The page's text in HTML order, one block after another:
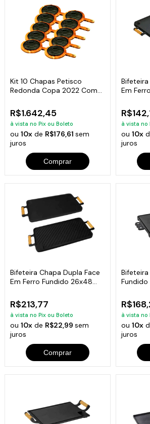
Kit 10 Chapas Petisco
Redonda Copa 2022 Com
R$1.642,45
à vista no Pix ou Boleto
ou10x de R$176,61sem
juros
Comprar
Bifeteira
Em
à vista no
ou 10x
juros
Bifeteira Chapa Dupla Face
Em Ferro Fundido 26x48
R$213,77
à vista no Pix ou Boleto
ou10x de R$22,99sem
juros
Comprar
Bifeteira
Fundido
à vista no
ou 10x
juros